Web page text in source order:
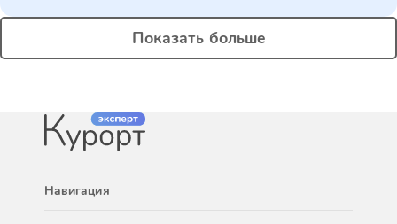
Показать больше
Навигация